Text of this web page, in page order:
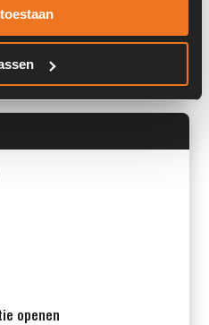
openen